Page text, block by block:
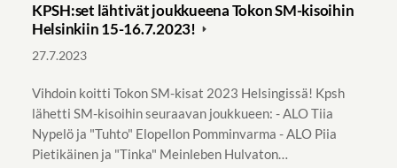
KPSH:set lähtivät joukkueena Tokon SM-kisoihin
Helsinkiin 15-16.7.2023!
27.7.2023
Vihdoin koitti Tokon SM-kisat 2023 Helsingissä! Kpsh
lähetti SM-kisoihin seuraavan joukkueen: - ALO Tiia
Nypelö ja "Tuhto" Elopellon Pomminvarma - ALO Piia
Pietikäinen ja "Tinka" Meinleben Hulvaton…